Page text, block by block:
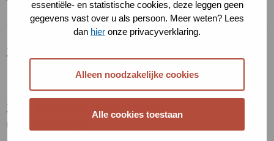
essentiële- en statistische cookies, deze leggen geen
gegevens vast over u als persoon. Meer weten? Lees
dan hier onze privacyverklaring.
Alleen noodzakelijke cookies
Alle cookies toestaan
3.1.1 Gaasraster met stroomdraden
3.1.2 Elektrische afwering
(verplaatsbaar)